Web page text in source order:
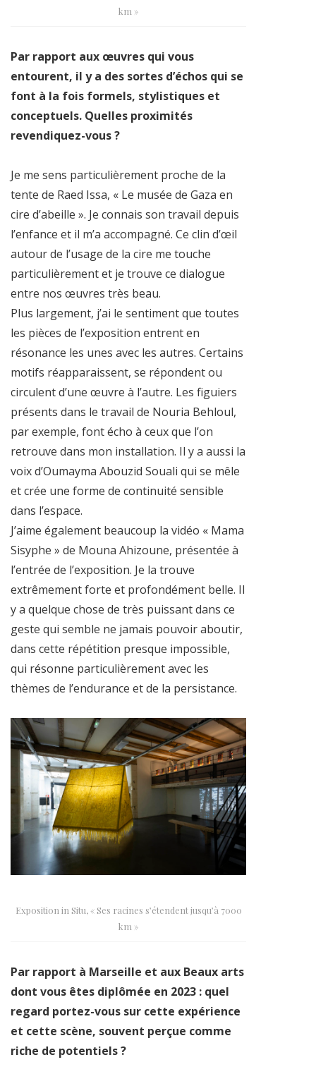
km »
Par rapport aux œuvres qui vous
entourent, il y a des sortes d’échos qui se
font à la fois formels, stylistiques et
conceptuels. Quelles proximités
revendiquez-vous ?
Je me sens particulièrement proche de la
tente de Raed Issa, « Le musée de Gaza en
cire d’abeille ». Je connais son travail depuis
l’enfance et il m’a accompagné. Ce clin d’œil
autour de l’usage de la cire me touche
particulièrement et je trouve ce dialogue
entre nos œuvres très beau.
Plus largement, j’ai le sentiment que toutes
les pièces de l’exposition entrent en
résonance les unes avec les autres. Certains
motifs réapparaissent, se répondent ou
circulent d’une œuvre à l’autre. Les figuiers
présents dans le travail de Nouria Behloul,
par exemple, font écho à ceux que l’on
retrouve dans mon installation. Il y a aussi la
voix d’Oumayma Abouzid Souali qui se mêle
et crée une forme de continuité sensible
dans l’espace.
J’aime également beaucoup la vidéo « Mama
Sisyphe » de Mouna Ahizoune, présentée à
l’entrée de l’exposition. Je la trouve
extrêmement forte et profondément belle. Il
y a quelque chose de très puissant dans ce
geste qui semble ne jamais pouvoir aboutir,
dans cette répétition presque impossible,
qui résonne particulièrement avec les
thèmes de l’endurance et de la persistance.
Exposition in Situ, « Ses racines s’étendent jusqu’à 7000
km »
Par rapport à Marseille et aux Beaux arts
dont vous êtes diplômée en 2023 : quel
regard portez-vous sur cette expérience
et cette scène, souvent perçue comme
riche de potentiels ?